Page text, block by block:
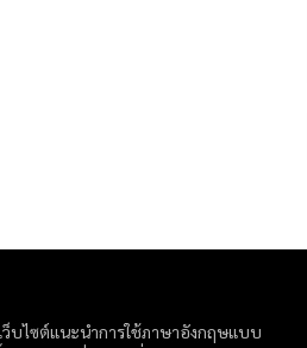
บไซต์แนะนำการใช้ภาษาอังกฤษแบบ